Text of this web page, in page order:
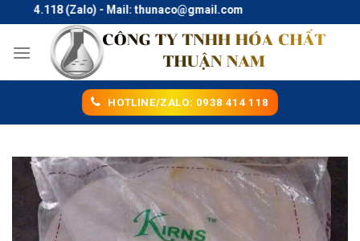
to
content
(Zalo) - Mail: thunaco@gmail.com
HOTLINE/ZALO: 0938 414 118